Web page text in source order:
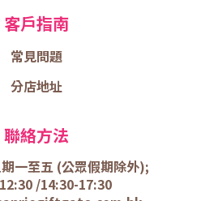
客戶指南
常見問題
分店地址
聯絡方法
一至五 (公眾假期除外);
/14:30-17:30